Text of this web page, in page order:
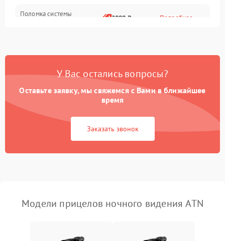
Поломка системы
2000 ₽ Подробнее →
защиты от перегрузок
Неисправность системы
автоматического
отключения
1000 ₽ Подробнее →
Поломка системы защиты
от короткого замыкания
Повреждение системы
перенапряжения
защиты от замыкания
У Вас остались вопросы?
Оставьте заявку, мы свяжемся с Вами в ближайшее
время
Заказать звонок
Модели прицелов ночного видения ATN